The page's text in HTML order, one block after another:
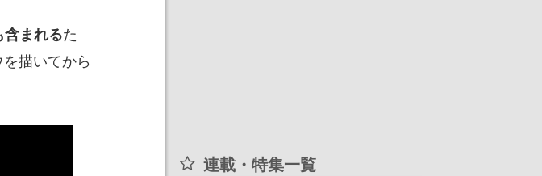
まれるた
描いてから
連載・特集一覧